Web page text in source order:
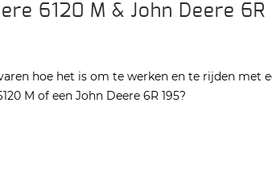
6120 M & John Deere 6R
hoe het is om te werken en te rijden met
M of een John Deere 6R 195?